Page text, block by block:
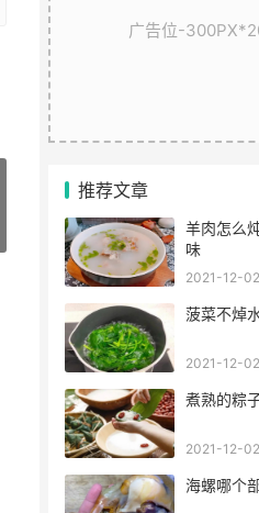
广告位-
推荐文章
羊肉怎么
味
2021-12-02
菠菜不焯
2021-12-02
煮熟的粽
2021-12-02
海螺哪个